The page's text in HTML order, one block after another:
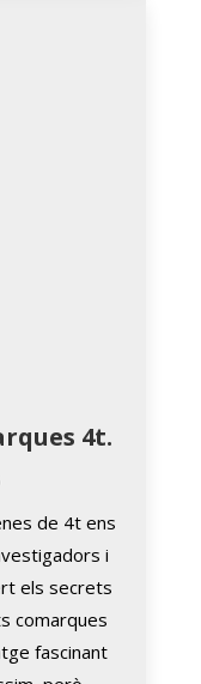
4t.
de 4t ens
i
els secrets
comarques
fascinant